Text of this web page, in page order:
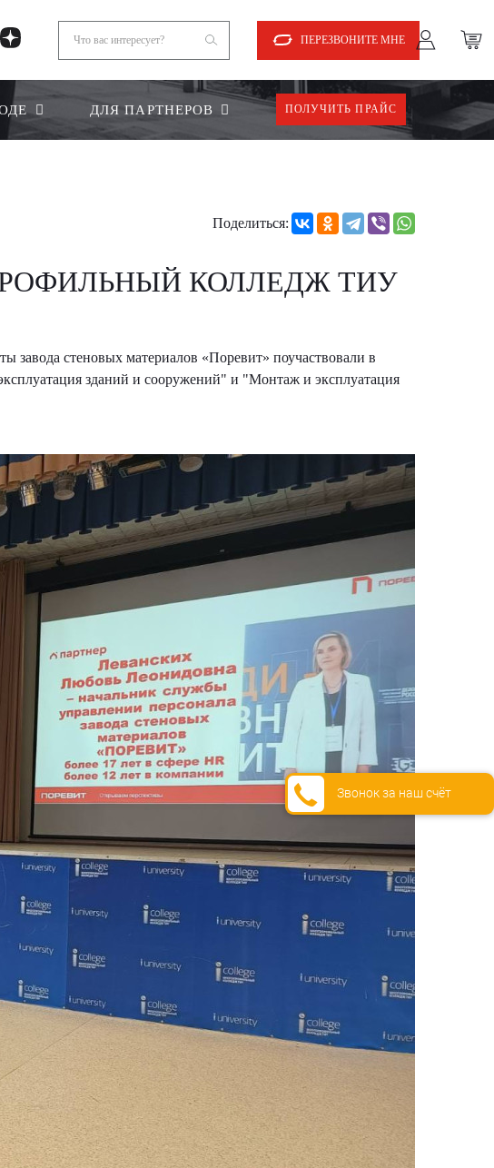
ПЕРЕЗВОНИТЕ МНЕ
ДЛЯ ПАРТНЕРОВ ПОЛУЧИТЬ ПРАЙС
Поделиться:
КОЛЛЕДЖ ТИУ
стеновых материалов «Поревит» поучаствовали в
зданий и сооружений" и "Монтаж и эксплуатация
Звонок за наш счёт